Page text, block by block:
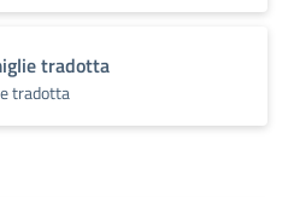
tradotta
tradotta